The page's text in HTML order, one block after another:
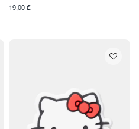
19,00 ₾